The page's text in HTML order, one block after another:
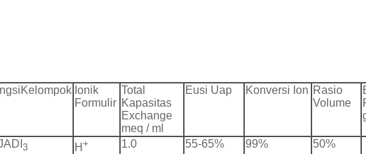
Kelompok Ionik
Formulir
Total
Kapasitas
Exchange
meq / ml
Eusi Uap Konversi Ion Rasio
Volume
3 H + 1.0 55-65% 99% 50%